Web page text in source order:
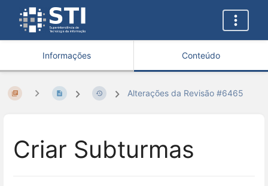
Informações Conteúdo
Alterações da Revisão #6465
Criar Subturmas